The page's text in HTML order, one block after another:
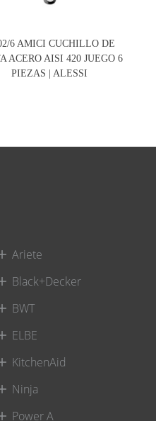
6 AMICI CUCHILLO DE
ACERO AISI 420 JUEGO 6
PIEZAS | ALESSI
Ariete
Black+Decker
BWT
ELBE
KitchenAid
Ninja
Power A